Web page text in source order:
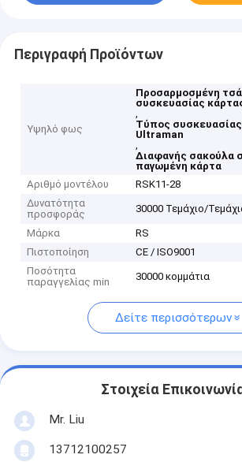
Περιγραφή Προϊόντων
Υψηλό φως
Προσαρμοσμένη
συσκευασίας
,
Τύπος
Ultraman
,
Διαφανής σακούλα
παγωμένη κάρτα
Αριθμό μοντέλου
RSK11-28
Δυνατότητα
προσφοράς
30000 Τεμάχιο/
Μάρκα
RS
Πιστοποίηση
CE / ISO9001
Ποσότητα
παραγγελίας min
30000 κομμάτια
Δείτε περισσότερων
Στοιχεία
Mr. Liu
13712100257